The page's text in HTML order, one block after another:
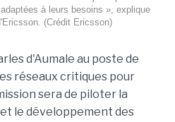
à leurs besoins », explique
(Crédit Ericsson)
d'Aumale au poste de
réseaux critiques pour
sera de piloter la
le développement des